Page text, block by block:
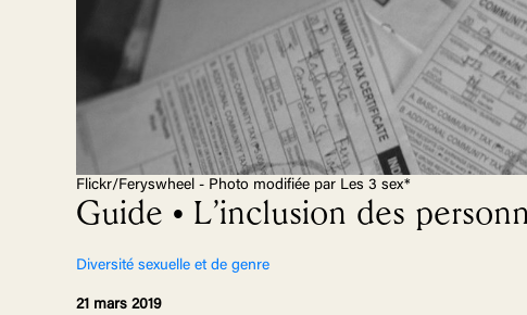
Flickr/Feryswheel - Photo modifiée par Les 3 sex*
Guide • L’inclusion des
Diversité sexuelle et de genre
21 mars 2019